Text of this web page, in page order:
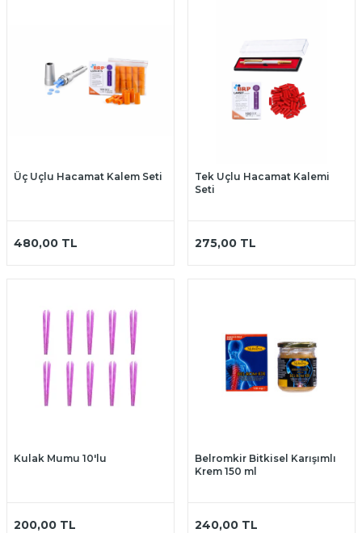
Üç Uçlu Hacamat Kalem Seti
480,00 TL
Tek Uçlu Hacamat Kalemi
Seti
275,00 TL
Kulak Mumu 10'lu
200,00 TL
Belromkir Bitkisel Karışımlı
Krem 150 ml
240,00 TL